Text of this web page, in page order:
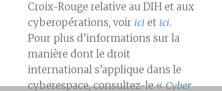
Croix-Rouge relative au DIH et aux
cyberopérations, voir ici et ici.
Pour plus d’informations sur la
manière dont le droit
international s’applique dans le
cyberespace, consultez-le «Cyber